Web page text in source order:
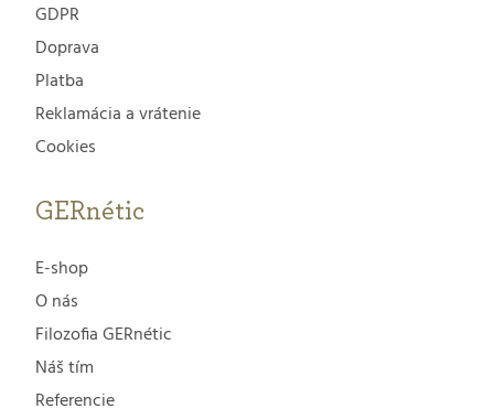
GDPR
Doprava
Platba
Reklamácia a vrátenie
Cookies
GERnétic
E-shop
O nás
Filozofia GERnétic
Náš tím
Referencie